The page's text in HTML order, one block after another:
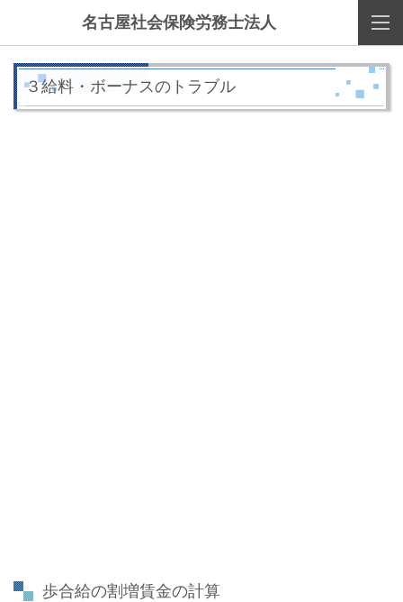
名古屋社会保険労務士法人
３給料・ボーナスのトラブル
歩合給の割増賃金の計算